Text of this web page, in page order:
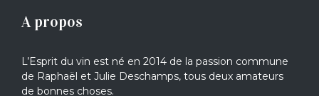
A propos
L’Esprit du vin est né en 2014 de la passion commune
de Raphaël et Julie Deschamps, tous deux amateurs
de bonnes choses.